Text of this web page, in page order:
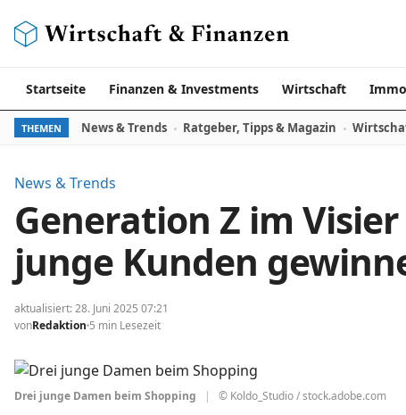
Startseite Finanzen & Investments Wirtschaft
THEMEN News & Trends Ratgeber, Tipps & Magazin
News & Trends
Generation Z im
junge Kunden
aktualisiert: 28. Juni 2025 07:21
vonRedaktion 5 min Lesezeit
Drei junge Damen beim Shopping | © Koldo_Studio / stock.adobe.com